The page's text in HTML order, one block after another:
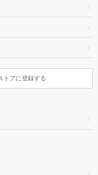
トアに登録する